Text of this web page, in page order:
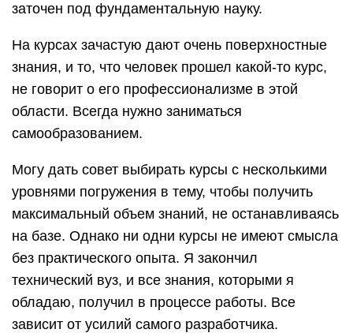
заточен под фундаментальную науку.
На курсах зачастую дают очень поверхностные
знания, и то, что человек прошел какой-то курс,
не говорит о его профессионализме в этой
области. Всегда нужно заниматься
самообразованием.
Могу дать совет выбирать курсы с несколькими
уровнями погружения в тему, чтобы получить
максимальный объем знаний, не останавливаясь
на базе. Однако ни одни курсы не имеют смысла
без практического опыта. Я закончил
технический вуз, и все знания, которыми я
обладаю, получил в процессе работы. Все
зависит от усилий самого разработчика.